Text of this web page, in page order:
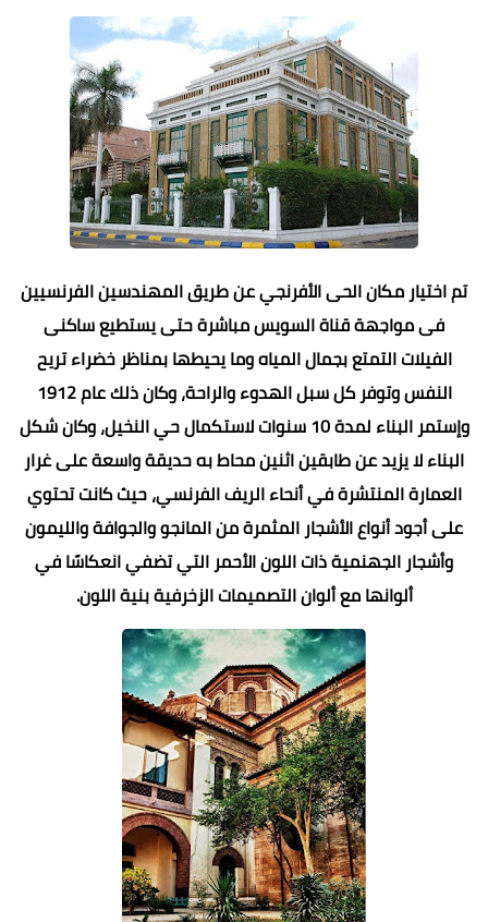
تم اختيار مكان الحى الأفرنجي عن طريق المهندسين الفرنسيين
فى مواجهة قناة السويس مباشرة حتى يستطيع ساكنى
الفيلات التمتع بجمال المياه وما يحيطها بمناظر خضراء تريح
النفس وتوفر كل سبل الهدوء والراحة، وكان ذلك عام 1912
وإستمر البناء لمدة 10 سنوات لاستكمال حي النخيل، وكان شكل
البناء لا يزيد عن طابقين اثنين محاط به حديقة واسعة على غرار
العمارة المنتشرة في أنحاء الريف الفرنسي، حيث كانت تحتوي
على أجود أنواع الأشجار المثمرة من المانجو والجوافة والليمون
وأشجار الجهنمية ذات اللون الأحمر التي تضفي انعكاسًا في
ألوانها مع ألوان التصميمات الزخرفية بنية اللون.